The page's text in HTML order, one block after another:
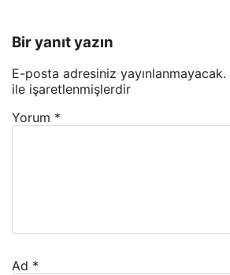
Bir yanıt yazın
E-posta adresiniz yayınlanmayacak.
ile işaretlenmişlerdir
Yorum *
Ad *